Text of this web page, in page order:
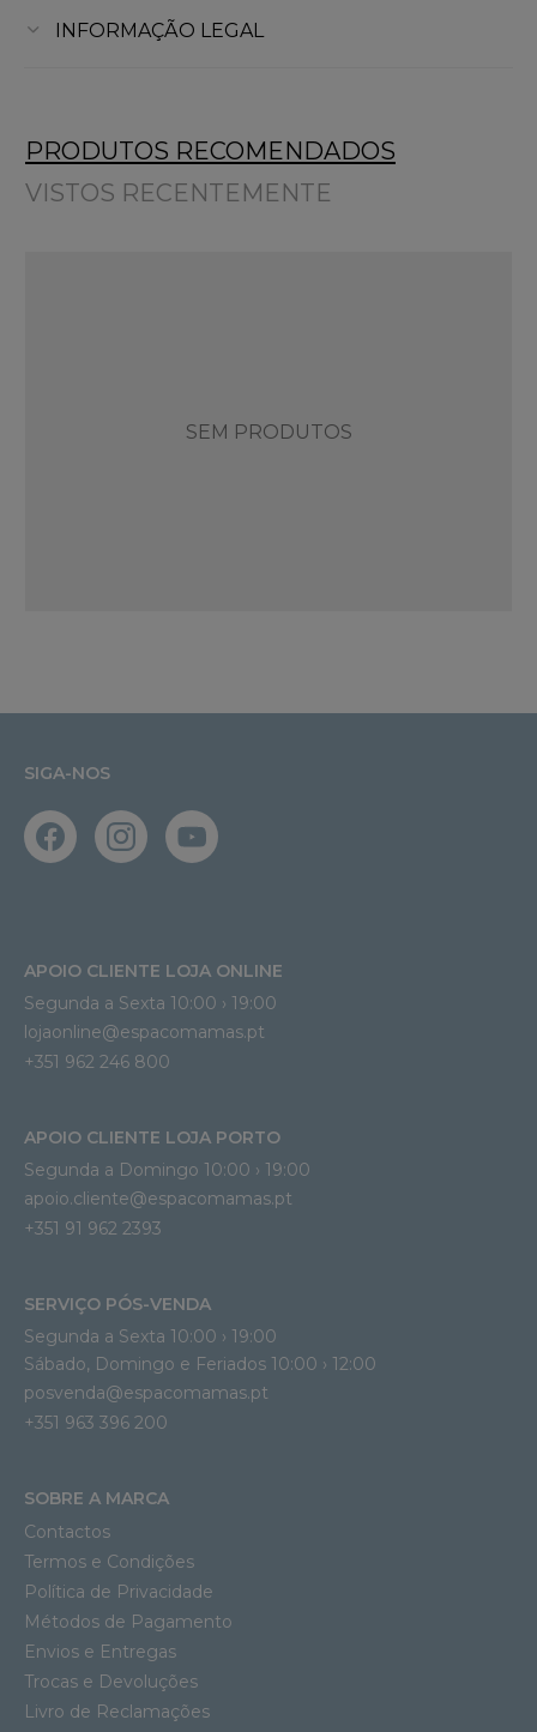
INFORMAÇÃO LEGAL
PRODUTOS RECOMENDADOS
VISTOS RECENTEMENTE
SEM PRODUTOS
SIGA-NOS
APOIO CLIENTE LOJA ONLINE
Segunda a Sexta 10:00 › 19:00
lojaonline@espacomamas.pt
+351 962 246 800
APOIO CLIENTE LOJA PORTO
Segunda a Domingo 10:00 › 19:00
apoio.cliente@espacomamas.pt
+351 91 962 2393
SERVIÇO PÓS-VENDA
Segunda a Sexta 10:00 › 19:00
Sábado, Domingo e Feriados 10:00 › 12:00
posvenda@espacomamas.pt
+351 963 396 200
SOBRE A MARCA
Contactos
Termos e Condições
Política de Privacidade
Métodos de Pagamento
Envios e Entregas
Trocas e Devoluções
Livro de Reclamações